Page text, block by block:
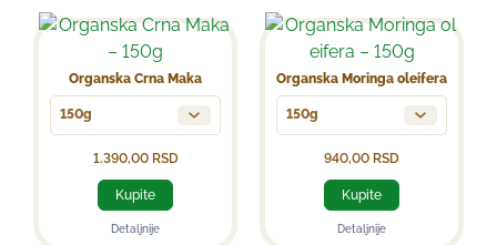
Organska Crna Maka
150g
1.390,00 RSD
Kupite
Detaljnije
Organska Moringa oleifera
150g
940,00 RSD
Kupite
Detaljnije